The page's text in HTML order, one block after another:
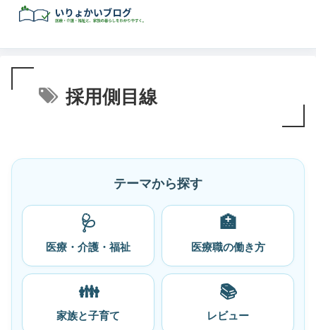
採用側目線
テーマから探す
🩺
医療・介護・福祉
🏥
医療職の働き方
👪
家族と子育て
📚
レビュー